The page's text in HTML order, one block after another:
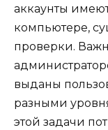
аккаунты
компьютере,
проверки.
выданы
разными
этой задачи